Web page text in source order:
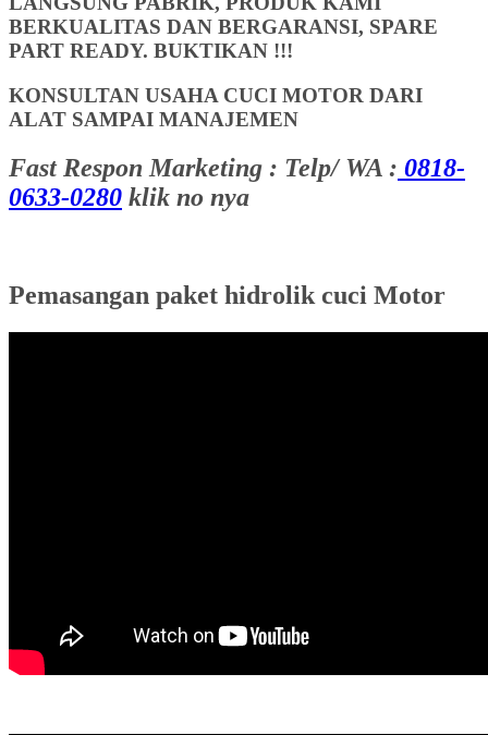
BERKUALITAS DAN BERGARANSI, SPARE
PART READY. BUKTIKAN !!!
KONSULTAN USAHA CUCI MOTOR DARI
ALAT SAMPAI MANAJEMEN
Fast Respon Marketing : Telp/ WA : 0818-
0633-0280 klik no nya
Pemasangan paket hidrolik cuci Motor